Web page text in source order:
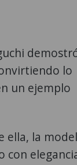
lo
un ejemplo
ella, la
con